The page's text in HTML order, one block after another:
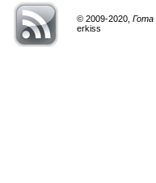
© 2009-2020, Гота
erkiss